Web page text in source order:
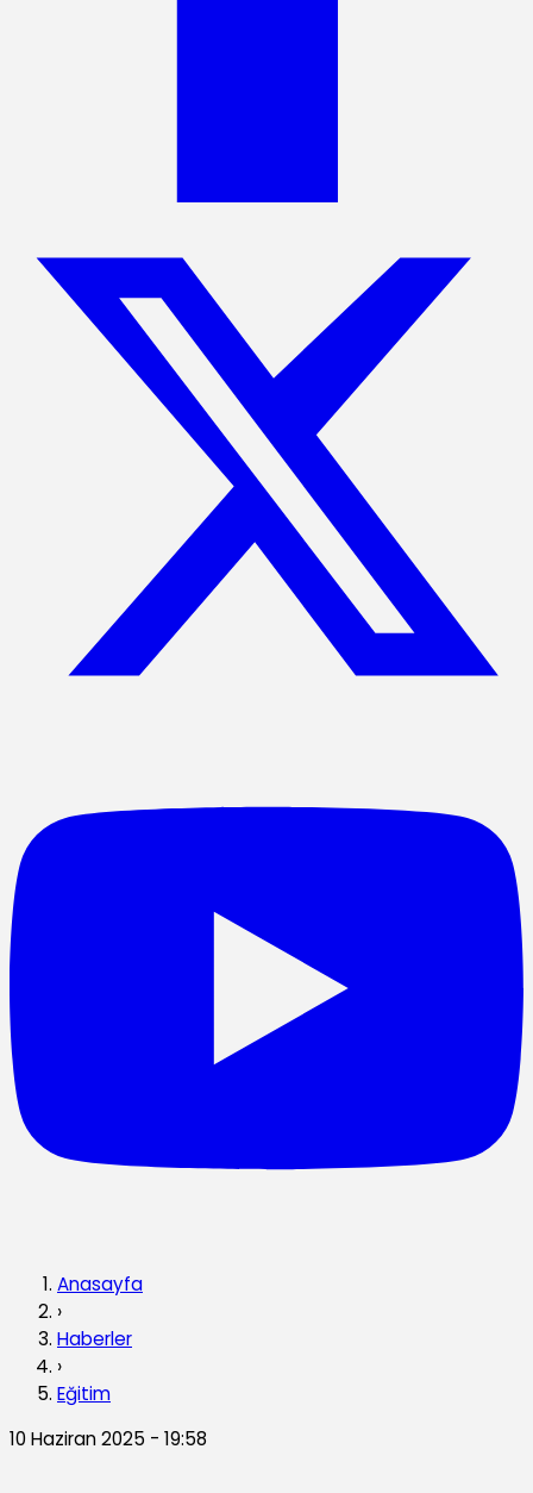
Anasayfa
›
Haberler
›
Eğitim
10 Haziran 2025 - 19:58